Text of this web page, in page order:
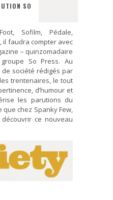
SO
Sofilm, Pédale,
il faudra compter avec
– quinzomadaire
So Press. Au
société rédigés par
trentenaires, le tout
d’humour et
les parutions du
que chez Spanky Few,
ce nouveau